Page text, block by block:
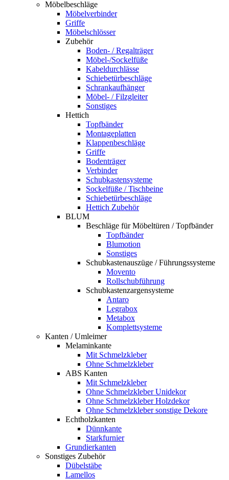
Möbelbeschläge
Möbelverbinder
Griffe
Möbelschlösser
Zubehör
Boden- / Regalträger
Möbel-/Sockelfüße
Kabeldurchlässe
Schiebetürbeschläge
Schrankaufhänger
Möbel- / Filzgleiter
Sonstiges
Hettich
Topfbänder
Montageplatten
Klappenbeschläge
Griffe
Bodenträger
Verbinder
Schubkastensysteme
Sockelfüße / Tischbeine
Schiebetürbeschläge
Hettich Zubehör
BLUM
Beschläge für Möbeltüren / Topfbänder
Topfbänder
Blumotion
Sonstiges
Schubkastenauszüge / Führungssysteme
Movento
Rollschubführung
Schubkastenzargensysteme
Antaro
Legrabox
Metabox
Komplettsysteme
Kanten / Umleimer
Melaminkante
Mit Schmelzkleber
Ohne Schmelzkleber
ABS Kanten
Mit Schmelzkleber
Ohne Schmelzkleber Unidekor
Ohne Schmelzkleber Holzdekor
Ohne Schmelzkleber sonstige Dekore
Echtholzkanten
Dünnkante
Starkfurnier
Grundierkanten
Sonstiges Zubehör
Dübelstäbe
Lamellos